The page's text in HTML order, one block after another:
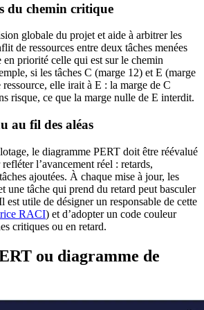
du chemin critique
globale du projet et aide à arbitrer les
de ressources entre deux tâches menées
en priorité celle qui est sur le chemin
si les tâches C (marge 12) et E (marge
elle irait à E : la marge de C
risque, ce que la marge nulle de E interdit.
au fil des aléas
le diagramme PERT doit être réévalué
l’avancement réel : retards,
ajoutées. À chaque mise à jour, les
une tâche qui prend du retard peut basculer
utile de désigner un responsable de cette
RACI) et d’adopter un code couleur
critiques ou en retard.
ou diagramme de